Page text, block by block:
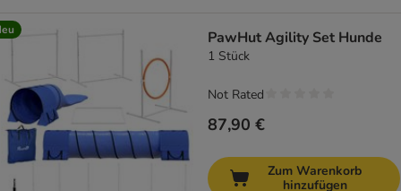
PawHut Agility Set Hunde
1 Stück
87,90 €
Not Rated
Zum Warenkorb
hinzufügen